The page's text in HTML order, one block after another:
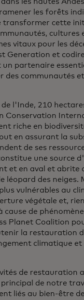
les forêts
transformer cette
cultures
vitaux pour les
Generation et
partenaire
des communautés
l'Inde, 210
Conservation
riche en
en assurant la
de ses
une source
et en aval et abrite
léopard des neiges.
vulnérables au
végétale et,
de
Planet Coalition
la restauration
climatique
de restauration
de notre
liés au bien-être